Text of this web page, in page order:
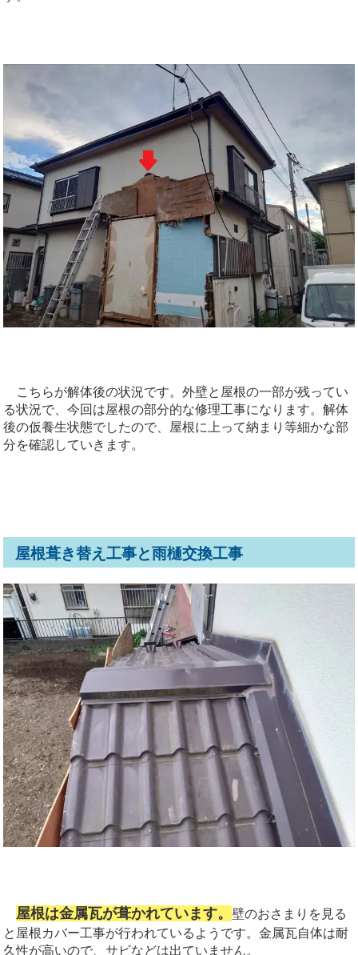
こちらが解体後の状況です。外壁と屋根の一部が残ってい
る状況で、今回は屋根の部分的な修理工事になります。解体
後の仮養生状態でしたので、屋根に上って納まり等細かな部
分を確認していきます。
屋根葺き替え工事と雨樋交換工事
屋根は金属瓦が葺かれています。壁のおさまりを見る
と屋根カバー工事が行われているようです。金属瓦自体は耐
久性が高いので、サビなどは出ていません。